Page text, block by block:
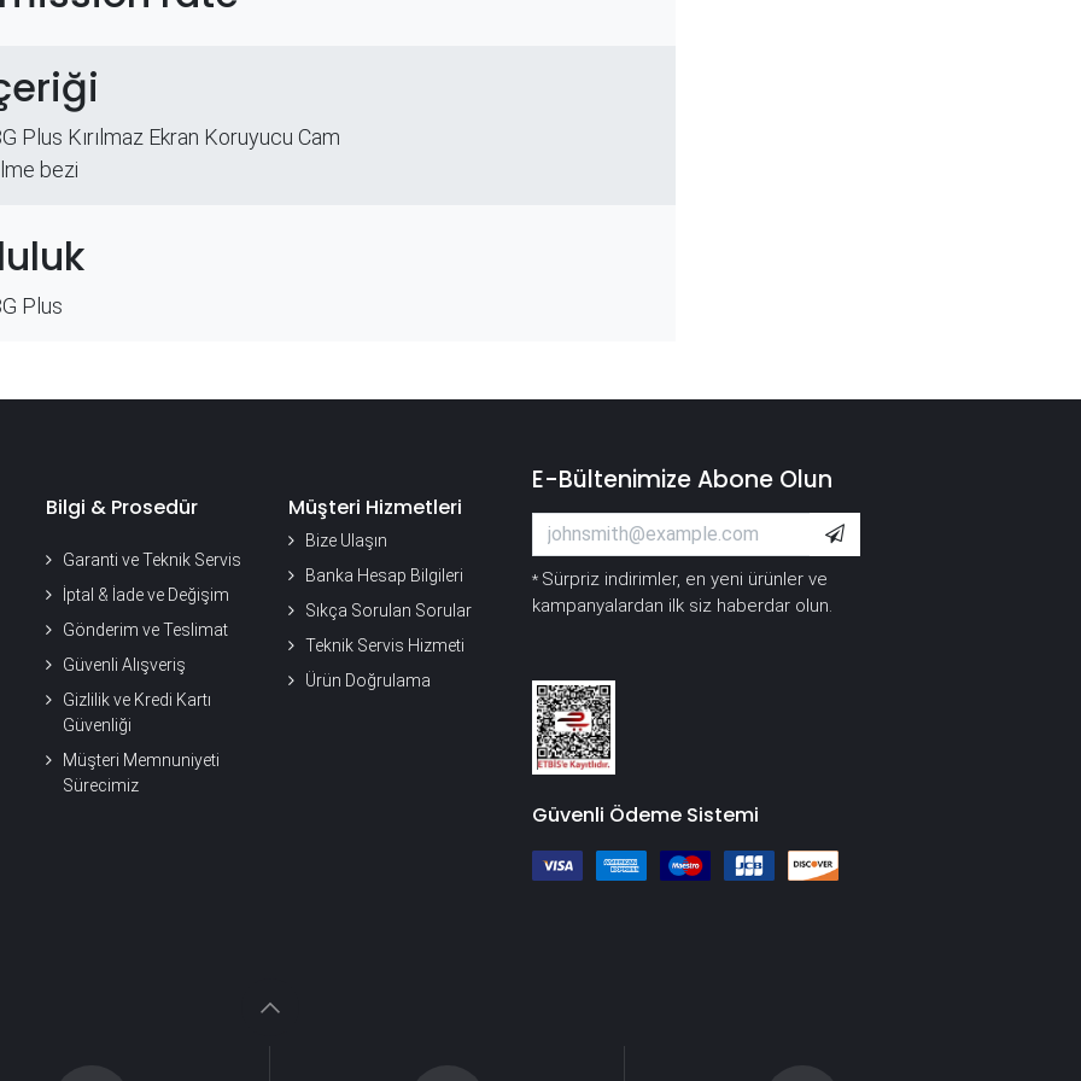
Plus Kırılmaz Ekran Koruyucu Cam
bezi
Plus
Bilgi & Prosedür
Garanti ve Teknik Servis
İptal & İade ve Değişim
Gönderim ve Teslimat
Güvenli Alışveriş
Gizlilik ve Kredi Kartı
Güvenliği
Müşteri Memnuniyeti
Sürecimiz
Müşteri Hizmetleri
Bize Ulaşın
Banka Hesap Bilgileri
Sıkça Sorulan Sorular
Teknik Servis Hizmeti
Ürün Doğrulama
E-Bültenimize Abone Olun
* Sürpriz indirimler, en yeni ürünler ve
kampanyalardan ilk siz haberdar olun.
Güvenli Ödeme Sistemi